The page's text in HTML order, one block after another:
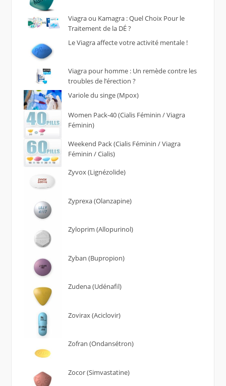
Viagra ou Kamagra : Quel Choix Pour le
Traitement de la DÉ ?
Le Viagra affecte votre activité mentale !
Viagra pour homme : Un remède contre les
troubles de l’érection ?
Variole du singe (Mpox)
Women Pack-40 (Cialis Féminin / Viagra
Féminin)
Weekend Pack (Cialis Féminin / Viagra
Féminin / Cialis)
Zyvox (Lignézolide)
Zyprexa (Olanzapine)
Zyloprim (Allopurinol)
Zyban (Bupropion)
Zudena (Udénafil)
Zovirax (Aciclovir)
Zofran (Ondansétron)
Zocor (Simvastatine)